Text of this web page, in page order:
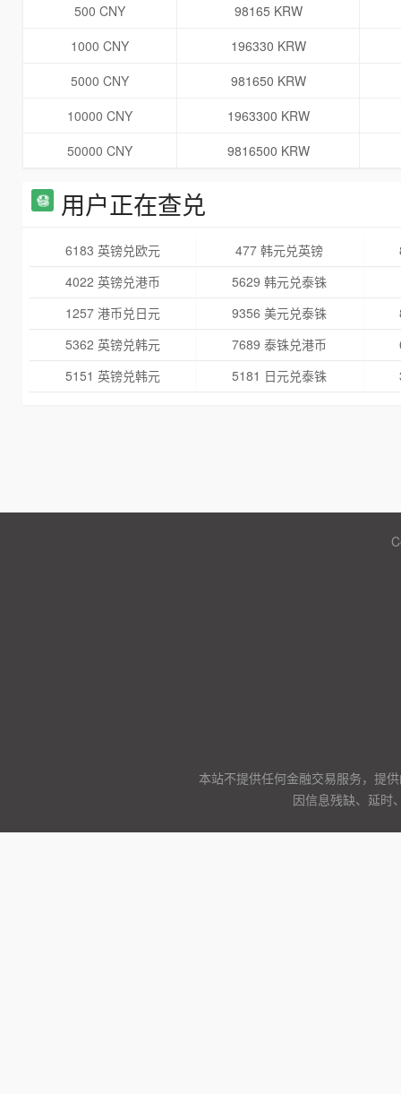
500 CNY
98165 KRW
1000 CNY
196330 KRW
5000 CNY
981650 KRW
10000 CNY
1963300 KRW
50000 CNY
9816500 KRW
用户正在查兑
6183 英镑兑欧元 477 韩元兑英镑
4022 英镑兑港币
5629 韩元兑泰铢
1257 港币兑日元
9356 美元兑泰铢
5362 英镑兑韩元
7689 泰铢兑港币
5151 英镑兑韩元
5181 日元兑泰铢
本站不提供任何金融交易服务，提
因信息残缺、延时